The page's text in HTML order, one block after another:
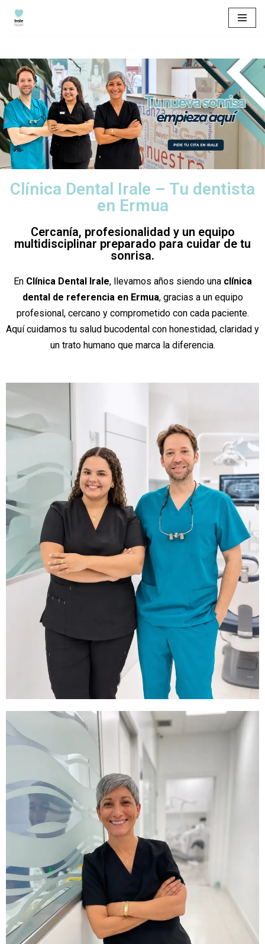
contenido
Clínica Dental Irale – Tu dentista
en Ermua
Cercanía, profesionalidad y un equipo
multidisciplinar preparado para cuidar de tu
sonrisa.
En Clínica Dental Irale, llevamos años siendo una clínica
dental de referencia en Ermua, gracias a un equipo
profesional, cercano y comprometido con cada paciente.
Aquí cuidamos tu salud bucodental con honestidad, claridad y
un trato humano que marca la diferencia.